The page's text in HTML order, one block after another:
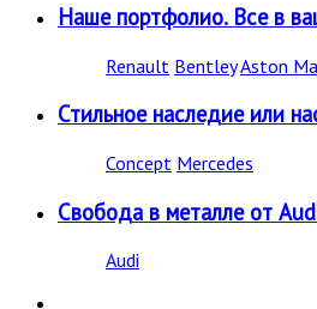
Наше портфолио. Все в
Renault BentleyAston
Стильное наследие или
Concept Mercedes
Свобода в металле от
Audi